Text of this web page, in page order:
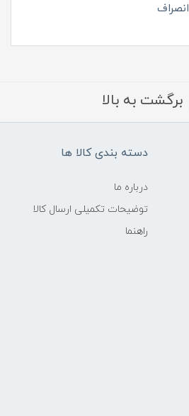
انصراف
برگشت به بالا
دسته بندی کالا ها
درباره ما
توضیحات تکمیلی ارسال کالا
راهنما